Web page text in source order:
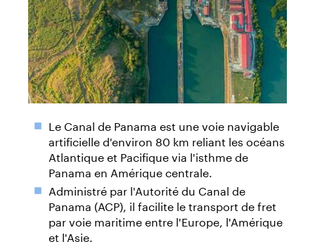
Le Canal de Panama est une voie navigable
artificielle d'environ 80 km reliant les océans
Atlantique et Pacifique via l'isthme de
Panama en Amérique centrale.
Administré par l'Autorité du Canal de
Panama (ACP), il facilite le transport de fret
par voie maritime entre l'Europe, l'Amérique
et l'Asie.